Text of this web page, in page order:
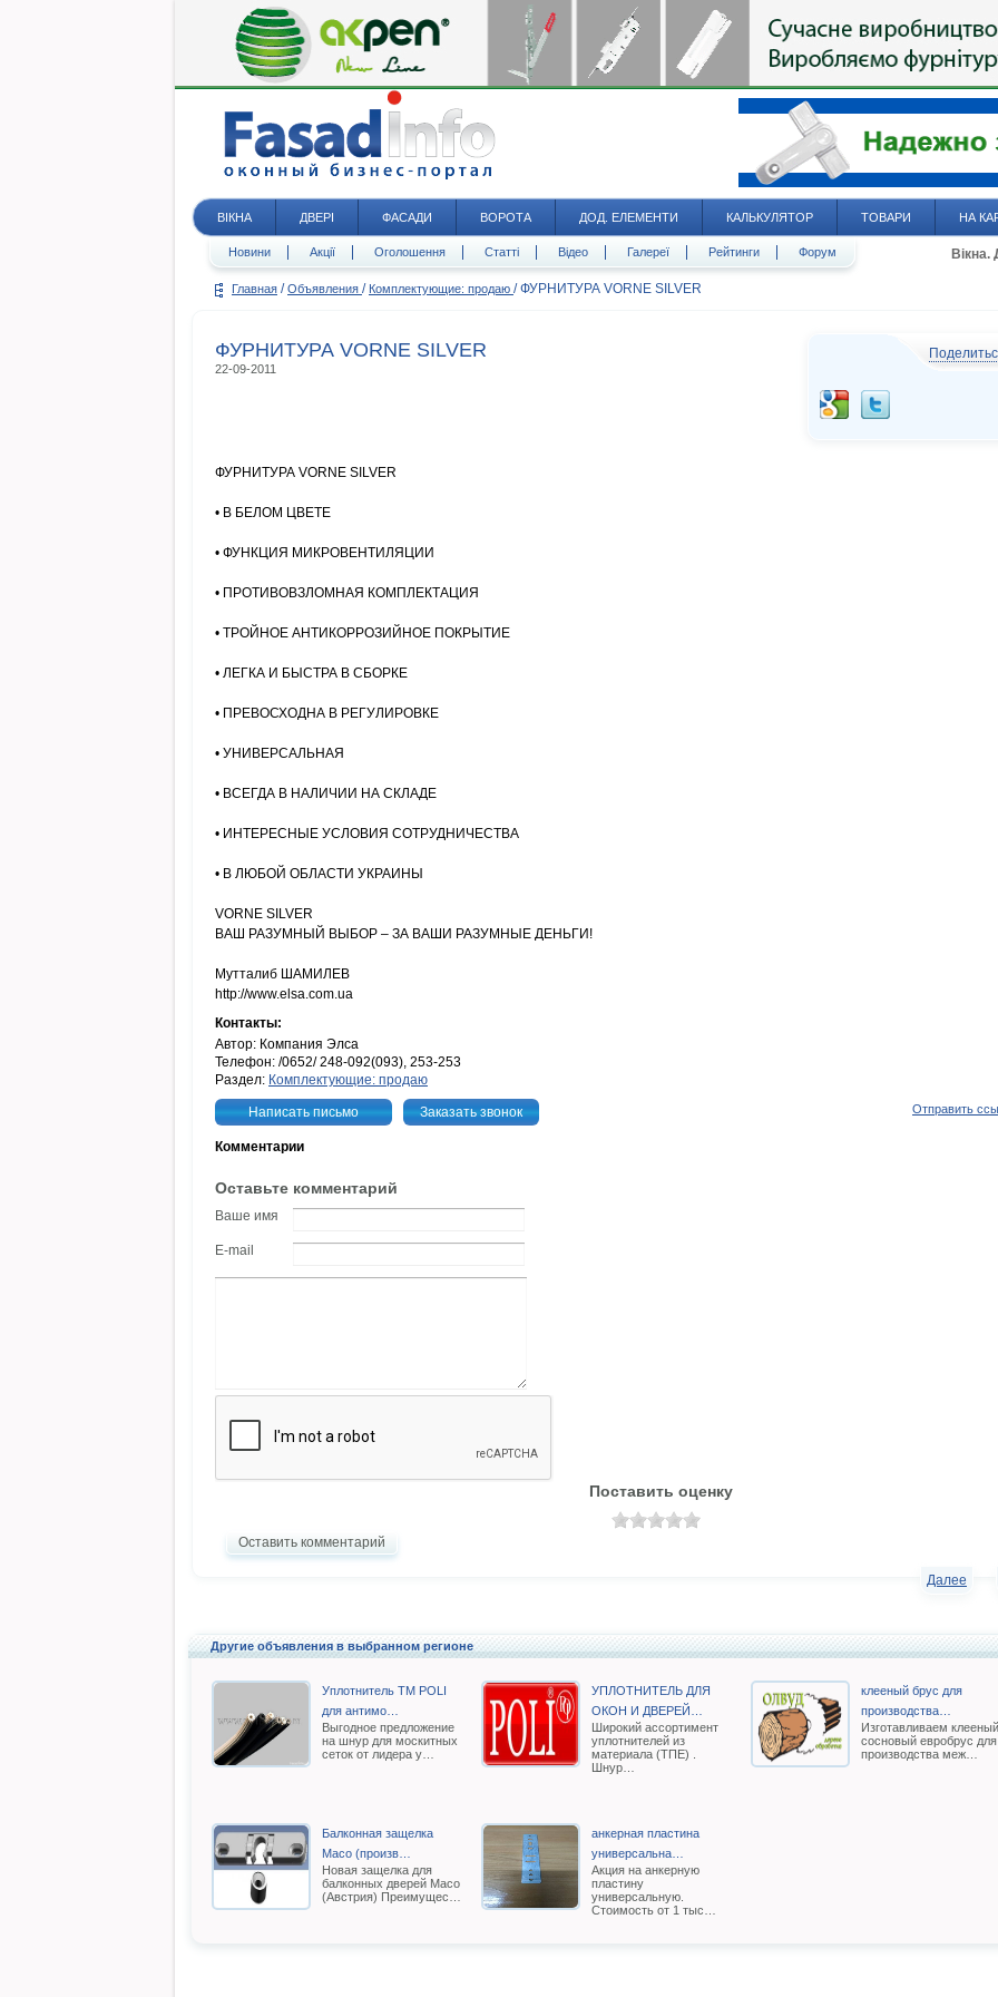
ВІКНА ДВЕРІ ФАСАДИ ВОРОТА ДОД. ЕЛЕМЕНТИ КАЛЬКУЛЯТОР ТОВАРИ НА
Новини Акції Оголошення Статті Відео Галереї Рейтинги Форум Вікна.
Главная / Объявления / Комплектующие: продаю / ФУРНИТУРА VORNE SILVER
ФУРНИТУРА VORNE SILVER
22-09-2011
ФУРНИТУРА VORNE SILVER
• В БЕЛОМ ЦВЕТЕ
• ФУНКЦИЯ МИКРОВЕНТИЛЯЦИИ
• ПРОТИВОВЗЛОМНАЯ КОМПЛЕКТАЦИЯ
• ТРОЙНОЕ АНТИКОРРОЗИЙНОЕ ПОКРЫТИЕ
• ЛЕГКА И БЫСТРА В СБОРКЕ
• ПРЕВОСХОДНА В РЕГУЛИРОВКЕ
• УНИВЕРСАЛЬНАЯ
• ВСЕГДА В НАЛИЧИИ НА СКЛАДЕ
• ИНТЕРЕСНЫЕ УСЛОВИЯ СОТРУДНИЧЕСТВА
• В ЛЮБОЙ ОБЛАСТИ УКРАИНЫ
VORNE SILVER
ВАШ РАЗУМНЫЙ ВЫБОР – ЗА ВАШИ РАЗУМНЫЕ ДЕНЬГИ!
Мутталиб ШАМИЛЕВ
http://www.elsa.com.ua
Контакты:
Автор: Компания Элса
Телефон: /0652/ 248-092(093), 253-253
Раздел: Комплектующие: продаю
Написать письмо Заказать звонок Отправить
Комментарии
Оставьте комментарий
Ваше имя
E-mail
Поставить оценку
Оставить комментарий
Далее
Другие объявления в выбранном регионе
Уплотнитель TM POLI
для антимо…
Выгодное предложение
на шнур для москитных
сеток от лидера у…
УПЛОТНИТЕЛЬ ДЛЯ
ОКОН И ДВЕРЕЙ…
Широкий ассортимент
уплотнителей из
материала (ТПЕ) .
Шнур…
клееный брус для
производства…
Изготавливаем клееный
сосновый евробрус для
производства меж…
Балконная защелка
Масо (произв…
Новая защелка для
балконных дверей Масо
(Австрия) Преимущес…
анкерная пластина
универсальна…
Акция на анкерную
пластину
универсальную.
Стоимость от 1 тыс…